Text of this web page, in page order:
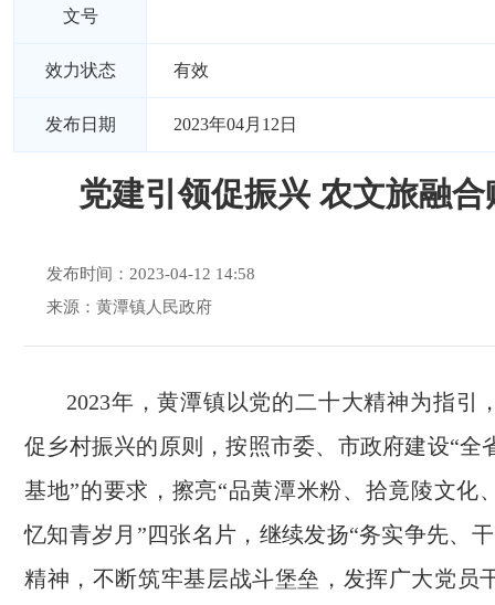
文号
效力状态 有效
发布日期 2023年04月12日
党建引领促振兴 农文旅融合
发布时间：2023-04-12 14:58
来源：黄潭镇人民政府
2023年，黄潭镇以党的二十大精神为指引
促乡村振兴的原则，按照市委、市政府建设“全
基地”的要求，擦亮“品黄潭米粉、拾竟陵文化
忆知青岁月”四张名片，继续发扬“务实争先、
精神，不断筑牢基层战斗堡垒，发挥广大党员